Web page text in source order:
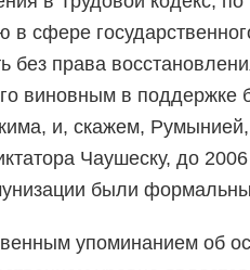
в сфере
без права
виновным в поддержке
и, скажем,
Чаушеску, до
были
упоминанием об